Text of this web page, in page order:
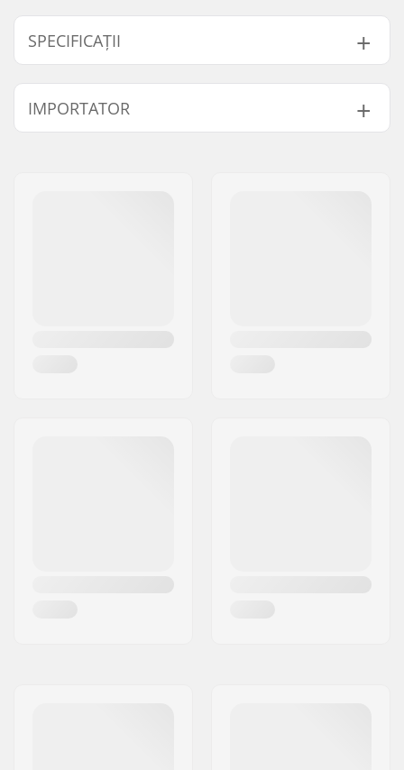
SPECIFICAȚII
Lungime:
55.9cm (22")
Lățime:
IMPORTATOR